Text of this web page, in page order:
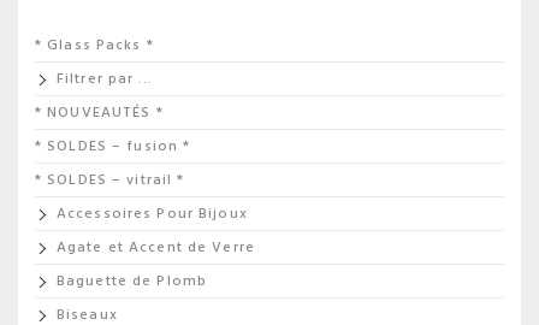
* Glass Packs *
Filtrer par …
* NOUVEAUTÉS *
* SOLDES – fusion *
* SOLDES – vitrail *
Accessoires Pour Bijoux
Agate et Accent de Verre
Baguette de Plomb
Biseaux